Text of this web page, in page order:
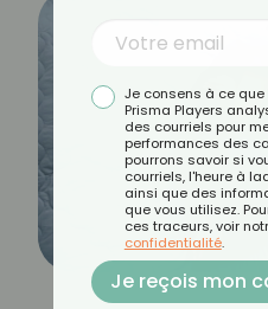
Je consens à ce
Prisma Players
des courriels pour
performances des
pourrons savoir si
courriels, l'heure à
ainsi que des
que vous utilisez.
ces traceurs, voir
confidentialité.
Je reçois mon